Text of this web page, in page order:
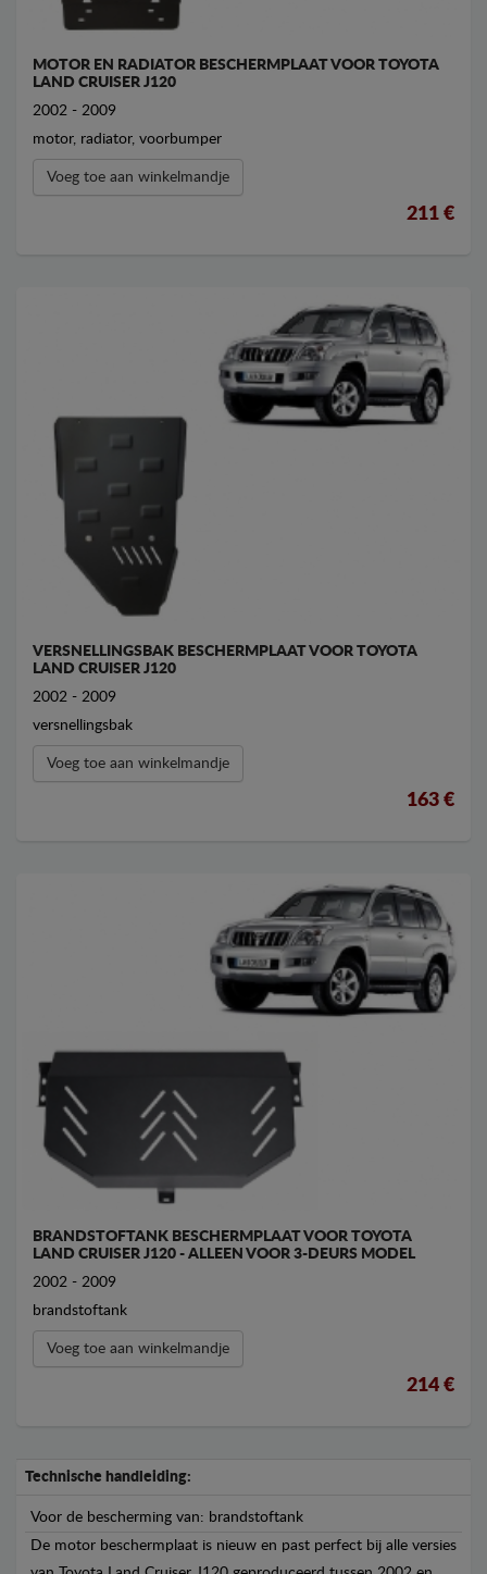
MOTOR EN RADIATOR BESCHERMPLAAT VOOR TOYOTA
LAND CRUISER J120
2002 - 2009
motor, radiator, voorbumper
Voeg toe aan winkelmandje
211 €
VERSNELLINGSBAK BESCHERMPLAAT VOOR TOYOTA
LAND CRUISER J120
2002 - 2009
versnellingsbak
Voeg toe aan winkelmandje
163 €
BRANDSTOFTANK BESCHERMPLAAT VOOR TOYOTA
LAND CRUISER J120 - ALLEEN VOOR 3-DEURS MODEL
2002 - 2009
brandstoftank
Voeg toe aan winkelmandje
214 €
Technische handleiding:
Voor de bescherming van: brandstoftank
De motor beschermplaat is nieuw en past perfect bij alle versies